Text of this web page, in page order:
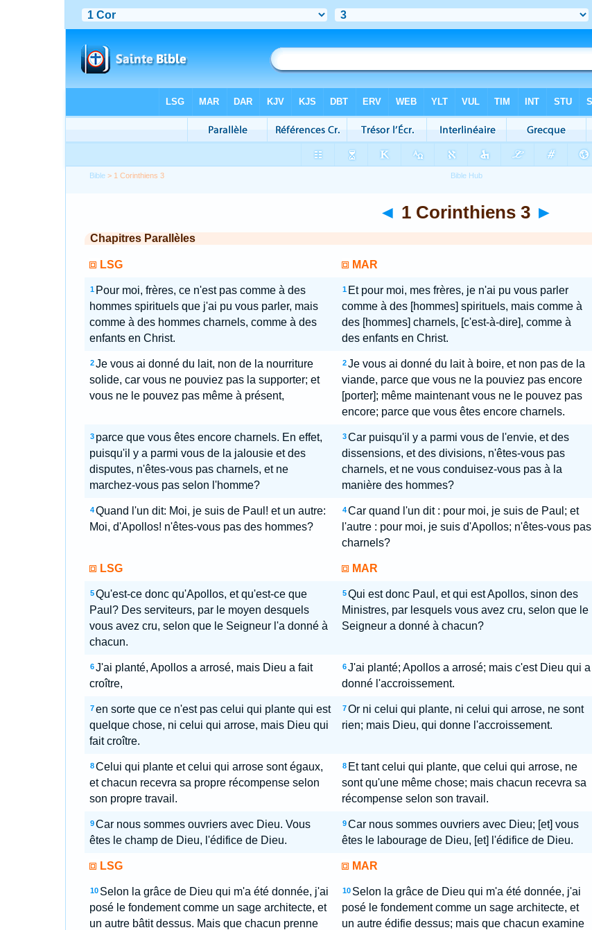
Bible > 1 Corinthiens 3
◄ 1 Corinthiens 3 ►
Chapitres Parallèles
LSG MAR
1 Pour moi, frères, ce n'est pas comme à des
hommes spirituels que j'ai pu vous parler, mais
comme à des hommes charnels, comme à des
enfants en Christ.
1 Et pour moi, mes frères, je n'ai pu vous parler
comme à des [hommes] spirituels, mais comme à
des [hommes] charnels, [c'est-à-dire], comme à
des enfants en Christ.
2 Je vous ai donné du lait, non de la nourriture
solide, car vous ne pouviez pas la supporter; et
vous ne le pouvez pas même à présent,
2 Je vous ai donné du lait à boire, et non pas de la
viande, parce que vous ne la pouviez pas encore
[porter]; même maintenant vous ne le pouvez pas
encore; parce que vous êtes encore charnels.
3 parce que vous êtes encore charnels. En effet,
puisqu'il y a parmi vous de la jalousie et des
disputes, n'êtes-vous pas charnels, et ne
marchez-vous pas selon l'homme?
3 Car puisqu'il y a parmi vous de l'envie, et des
dissensions, et des divisions, n'êtes-vous pas
charnels, et ne vous conduisez-vous pas à la
manière des hommes?
4 Quand l'un dit: Moi, je suis de Paul! et un autre:
Moi, d'Apollos! n'êtes-vous pas des hommes?
4 Car quand l'un dit : pour moi, je suis de Paul; et
l'autre : pour moi, je suis d'Apollos; n'êtes-vous pas
charnels?
LSG MAR
5 Qu'est-ce donc qu'Apollos, et qu'est-ce que
Paul? Des serviteurs, par le moyen desquels
vous avez cru, selon que le Seigneur l'a donné à
chacun.
5 Qui est donc Paul, et qui est Apollos, sinon des
Ministres, par lesquels vous avez cru, selon que le
Seigneur a donné à chacun?
6 J'ai planté, Apollos a arrosé, mais Dieu a fait
croître,
6 J'ai planté; Apollos a arrosé; mais c'est Dieu qui a
donné l'accroissement.
7 en sorte que ce n'est pas celui qui plante qui est
quelque chose, ni celui qui arrose, mais Dieu qui
fait croître.
7 Or ni celui qui plante, ni celui qui arrose, ne sont
rien; mais Dieu, qui donne l'accroissement.
8 Celui qui plante et celui qui arrose sont égaux,
et chacun recevra sa propre récompense selon
son propre travail.
8 Et tant celui qui plante, que celui qui arrose, ne
sont qu'une même chose; mais chacun recevra sa
récompense selon son travail.
9 Car nous sommes ouvriers avec Dieu. Vous
êtes le champ de Dieu, l'édifice de Dieu.
9 Car nous sommes ouvriers avec Dieu; [et] vous
êtes le labourage de Dieu, [et] l'édifice de Dieu.
LSG MAR
10 Selon la grâce de Dieu qui m'a été donnée, j'ai
posé le fondement comme un sage architecte, et
un autre bâtit dessus. Mais que chacun prenne
10 Selon la grâce de Dieu qui m'a été donnée, j'ai
posé le fondement comme un sage architecte, et
un autre édifie dessus; mais que chacun examine